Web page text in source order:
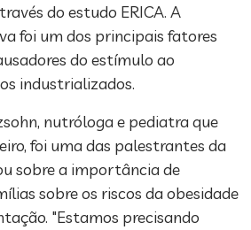
do estudo ERICA. A
foi um dos principais fatores
do estímulo ao
industrializados.
nutróloga e pediatra que
foi uma das palestrantes da
sobre a importância de
sobre os riscos da obesidade
"Estamos precisando